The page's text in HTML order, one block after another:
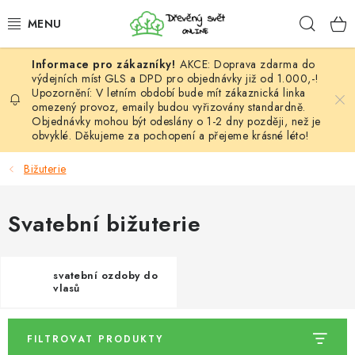
na
HÁČKOVÁNÍ
VYPLÉTÁNÍ
PŘÍZE
DOPLŇKY
TVOŘENÍ
GALANTERIE A LÁTKY
AKCE: Doprava zdarma do
výdejních míst GLS a DPD pro objednávky již od 1.000,-!
Upozornění: V letním období bude mít zákaznická linka
omezený provoz, emaily budou vyřizovány standardně.
Objednávky mohou být odeslány o 1-2 dny později, než je
obvyklé. Děkujeme za pochopení a přejeme krásné léto!
Bižuterie
Svatební bižuterie
svatební ozdoby do
vlasů
FILTROVAT PRODUKTY